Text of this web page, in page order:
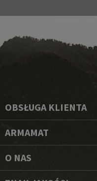
OBSŁUGA KLIENTA
ARMAMAT
O NAS